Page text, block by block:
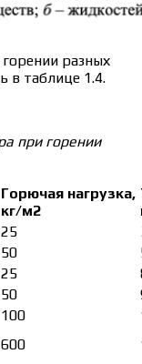
разных
в таблице 1.4.
при горении
Горючая нагрузка,
кг/м2
25
50
25
50
100
600